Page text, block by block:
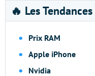
🔥 Les Tendances
Prix RAM
Apple iPhone
Nvidia